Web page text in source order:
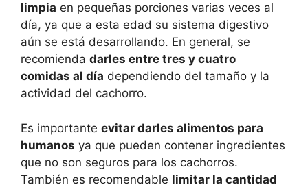
limpia en pequeñas porciones varias veces al
día, ya que a esta edad su sistema digestivo
aún se está desarrollando. En general, se
recomienda darles entre tres y cuatro
comidas al día dependiendo del tamaño y la
actividad del cachorro.
Es importante evitar darles alimentos para
humanos ya que pueden contener ingredientes
que no son seguros para los cachorros.
También es recomendable limitar la cantidad